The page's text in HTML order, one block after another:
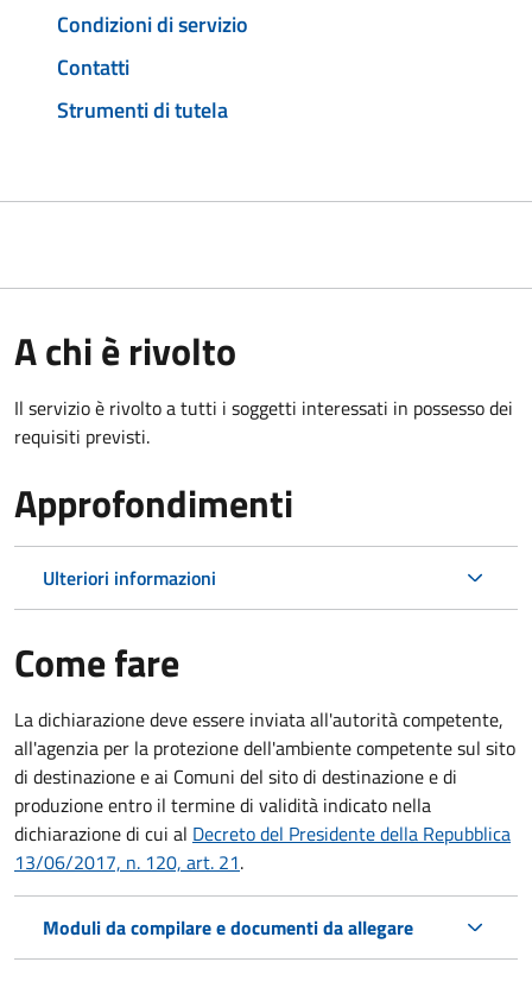
Condizioni di servizio
Contatti
Strumenti di tutela
A chi è rivolto
Il servizio è rivolto a tutti i soggetti interessati in possesso dei
requisiti previsti.
Approfondimenti
Ulteriori informazioni
Come fare
La dichiarazione deve essere inviata all'autorità competente,
all'agenzia per la protezione dell'ambiente competente sul sito
di destinazione e ai Comuni del sito di destinazione e di
produzione entro il termine di validità indicato nella
dichiarazione di cui al Decreto del Presidente della Repubblica
13/06/2017, n. 120, art. 21.
Moduli da compilare e documenti da allegare